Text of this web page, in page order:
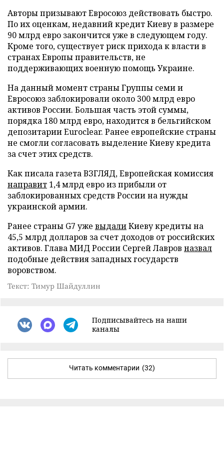
Авторы призывают Евросоюз действовать быстро.
По их оценкам, недавний кредит Киеву в размере
90 млрд евро закончится уже в следующем году.
Кроме того, существует риск прихода к власти в
странах Европы правительств, не
поддерживающих военную помощь Украине.
На данный момент страны Группы семи и
Евросоюз заблокировали около 300 млрд евро
активов России. Большая часть этой суммы,
порядка 180 млрд евро, находится в бельгийском
депозитарии Euroclear. Ранее европейские страны
не смогли согласовать выделение Киеву кредита
за счет этих средств.
Как писала газета ВЗГЛЯД, Европейская комиссия
направит 1,4 млрд евро из прибыли от
заблокированных средств России на нужды
украинской армии.
Ранее страны G7 уже выдалиКиеву кредиты на
45,5 млрд долларов за счет доходов от российских
активов. Глава МИД России Сергей Лавров назвал
подобные действия западных государств
воровством.
Текст: Тимур Шайдуллин
Подписывайтесь на наши
каналы
Читать комментарии (32)